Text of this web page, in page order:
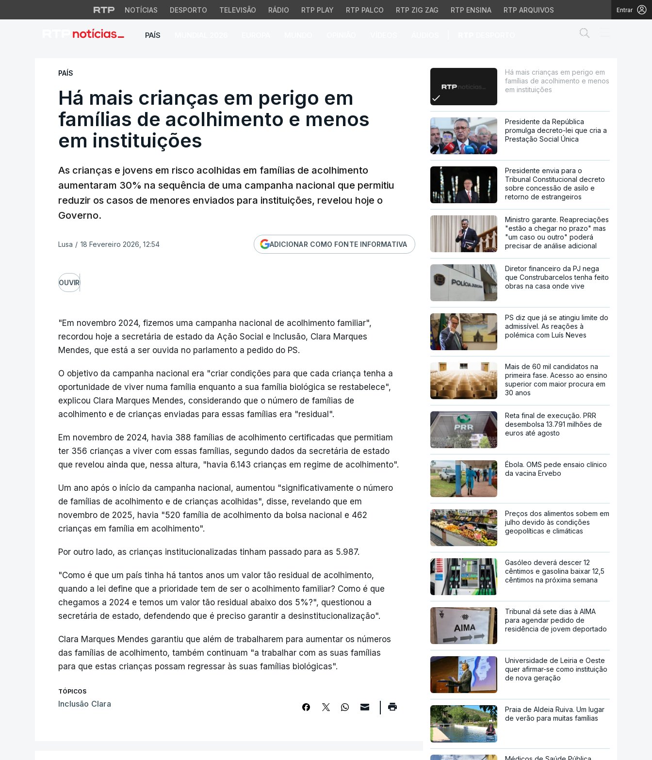
NOTÍCIAS DESPORTO TELEVISÃO RÁDIO RTP PLAY RTP PALCO RTP ZIG ZAG RTP ENSINA RTP ARQUIVOS Entrar
PAÍS
Há mais crianças em perigo em famílias de acolhimento e
PAÍS
Há mais crianças em perigo em
famílias de acolhimento e menos
em instituições
As crianças e jovens em risco acolhidas em famílias de acolhimento
aumentaram 30% na sequência de uma campanha nacional que permitiu
reduzir os casos de menores enviados para instituições, revelou hoje o
Governo.
Lusa / 18 Fevereiro 2026, 12:54 ADICIONAR COMO FONTE INFORMATIVA
OUVIR
"Em novembro 2024, fizemos uma campanha nacional de acolhimento familiar",
recordou hoje a secretária de estado da Ação Social e Inclusão, Clara Marques
Mendes, que está a ser ouvida no parlamento a pedido do PS.
O objetivo da campanha nacional era "criar condições para que cada criança tenha a
oportunidade de viver numa família enquanto a sua família biológica se restabelece",
explicou Clara Marques Mendes, considerando que o número de famílias de
acolhimento e de crianças enviadas para essas famílias era "residual".
Em novembro de 2024, havia 388 famílias de acolhimento certificadas que permitiam
ter 356 crianças a viver com essas famílias, segundo dados da secretária de estado
que revelou ainda que, nessa altura, "havia 6.143 crianças em regime de acolhimento".
Um ano após o início da campanha nacional, aumentou "significativamente o número
de famílias de acolhimento e de crianças acolhidas", disse, revelando que em
novembro de 2025, havia "520 família de acolhimento da bolsa nacional e 462
crianças em família em acolhimento".
Por outro lado, as crianças institucionalizadas tinham passado para as 5.987.
"Como é que um país tinha há tantos anos um valor tão residual de acolhimento,
quando a lei define que a prioridade tem de ser o acolhimento familiar? Como é que
chegamos a 2024 e temos um valor tão residual abaixo dos 5%?", questionou a
secretária de estado, defendendo que é preciso garantir a desinstitucionalização".
Clara Marques Mendes garantiu que além de trabalharem para aumentar os números
das famílias de acolhimento, também continuam "a trabalhar com as suas famílias
para que estas crianças possam regressar às suas famílias biológicas".
TÓPICOS
Inclusão Clara
Há mais crianças em perigo em
famílias de acolhimento e menos
em instituições
Presidente da República
promulga decreto-lei que cria a
Prestação Social Única
Presidente envia para o
Tribunal Constitucional decreto
sobre concessão de asilo e
retorno de estrangeiros
Ministro garante. Reapreciações
"estão a chegar no prazo" mas
"um caso ou outro" poderá
precisar de análise adicional
Diretor financeiro da PJ nega
que Construbarcelos tenha feito
obras na casa onde vive
PS diz que já se atingiu limite do
admissível. As reações à
polémica com Luís Neves
Mais de 60 mil candidatos na
primeira fase. Acesso ao ensino
superior com maior procura em
30 anos
Reta final de execução. PRR
desembolsa 13.791 milhões de
euros até agosto
Ébola. OMS pede ensaio clínico
da vacina Ervebo
Preços dos alimentos sobem em
julho devido às condições
geopolíticas e climáticas
Gasóleo deverá descer 12
cêntimos e gasolina baixar 12,5
cêntimos na próxima semana
Tribunal dá sete dias à AIMA
para agendar pedido de
residência de jovem deportado
Universidade de Leiria e Oeste
quer afirmar-se como instituição
de nova geração
Praia de Aldeia Ruiva. Um lugar
de verão para muitas famílias